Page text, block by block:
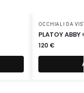
OCCHIALI DA
PLATOY
120 €